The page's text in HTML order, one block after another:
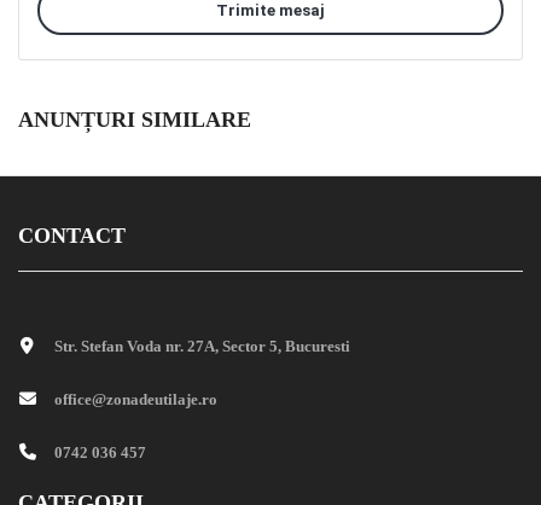
Trimite mesaj
ANUNȚURI SIMILARE
CONTACT
Str. Stefan Voda nr. 27A, Sector 5, Bucuresti
office@zonadeutilaje.ro
0742 036 457